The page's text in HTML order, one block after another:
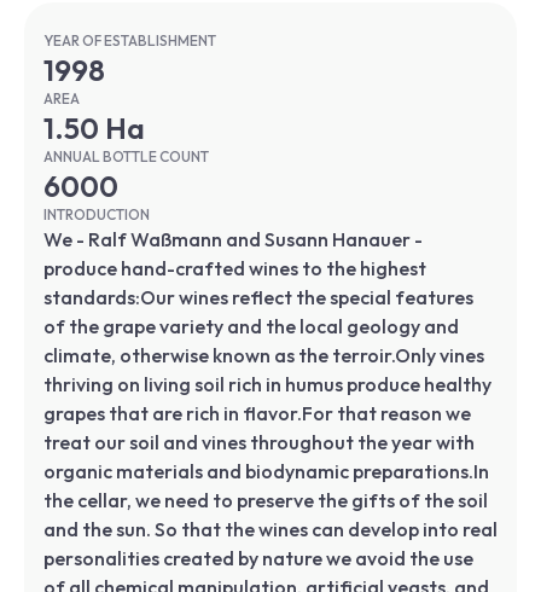
YEAR OF ESTABLISHMENT
1998
AREA
1.50 Ha
ANNUAL BOTTLE COUNT
6000
INTRODUCTION
We - Ralf Waßmann and Susann Hanauer -
produce hand-crafted wines to the highest
standards:Our wines reflect the special features
of the grape variety and the local geology and
climate, otherwise known as the terroir.Only vines
thriving on living soil rich in humus produce healthy
grapes that are rich in flavor.For that reason we
treat our soil and vines throughout the year with
organic materials and biodynamic preparations.In
the cellar, we need to preserve the gifts of the soil
and the sun. So that the wines can develop into real
personalities created by nature we avoid the use